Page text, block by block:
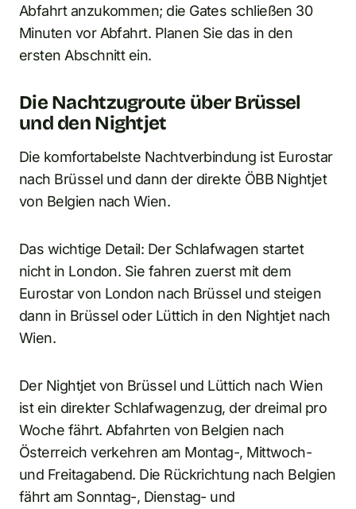
Abfahrt anzukommen; die Gates schließen 30
Minuten vor Abfahrt. Planen Sie das in den
ersten Abschnitt ein.
Die Nachtzugroute über Brüssel
und den Nightjet
Die komfortabelste Nachtverbindung ist Eurostar
nach Brüssel und dann der direkte ÖBB Nightjet
von Belgien nach Wien.
Das wichtige Detail: Der Schlafwagen startet
nicht in London. Sie fahren zuerst mit dem
Eurostar von London nach Brüssel und steigen
dann in Brüssel oder Lüttich in den Nightjet nach
Wien.
Der Nightjet von Brüssel und Lüttich nach Wien
ist ein direkter Schlafwagenzug, der dreimal pro
Woche fährt. Abfahrten von Belgien nach
Österreich verkehren am Montag-, Mittwoch-
und Freitagabend. Die Rückrichtung nach Belgien
fährt am Sonntag-, Dienstag- und